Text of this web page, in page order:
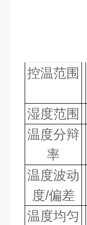
控温范围
湿度范围
温度分辩
率
温度波动
度/偏差
温度均匀